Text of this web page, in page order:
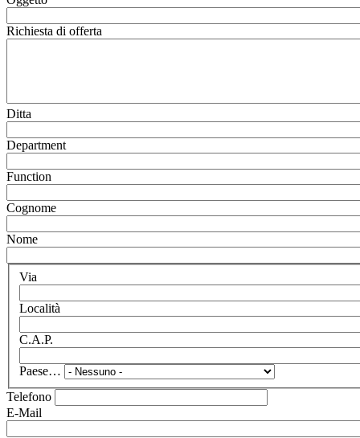
Richiesta di offerta
Ditta
Department
Function
Cognome
Nome
Via
Località
C.A.P.
Paese…
Telefono
E-Mail